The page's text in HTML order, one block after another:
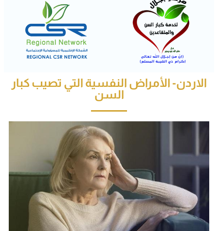
الاردن- الأمراض النفسية التي تصيب كبار
السن